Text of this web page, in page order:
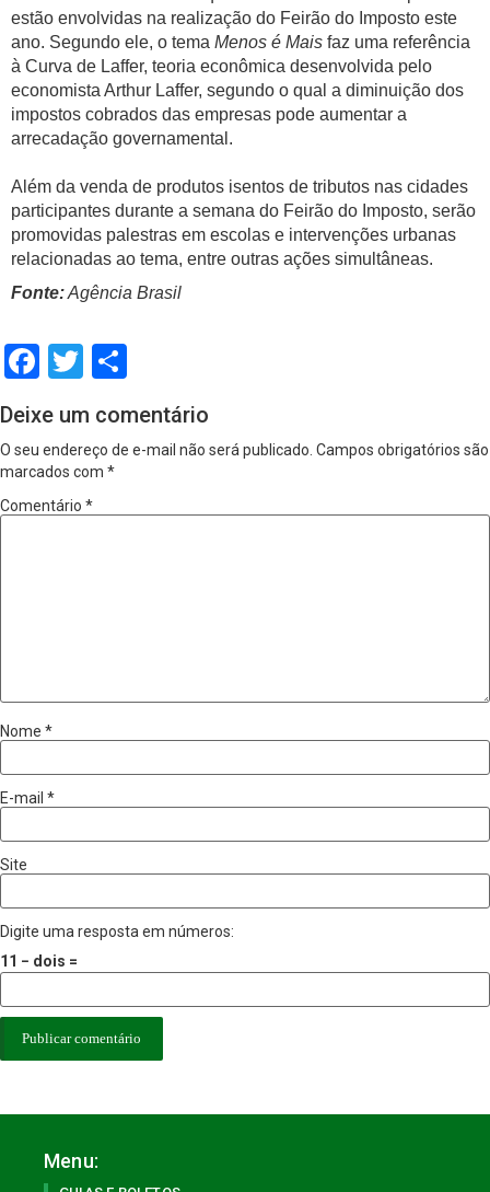
estão envolvidas na realização do Feirão do Imposto este
ano. Segundo ele, o tema Menos é Mais faz uma referência
à Curva de Laffer, teoria econômica desenvolvida pelo
economista Arthur Laffer, segundo o qual a diminuição dos
impostos cobrados das empresas pode aumentar a
arrecadação governamental.
Além da venda de produtos isentos de tributos nas cidades
participantes durante a semana do Feirão do Imposto, serão
promovidas palestras em escolas e intervenções urbanas
relacionadas ao tema, entre outras ações simultâneas.
Fonte:Agência Brasil
Facebook
Twitter
Deixe um comentário
O seu endereço de e-mail não será publicado. Campos obrigatórios são
marcados com *
Comentário *
Nome *
E-mail *
Site
Digite uma resposta em números:
11 − dois =
Menu: